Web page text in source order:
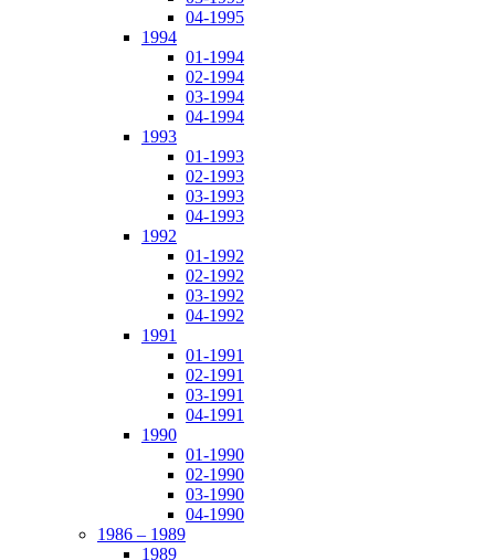
04-1995
1994
01-1994
02-1994
03-1994
04-1994
1993
01-1993
02-1993
03-1993
04-1993
1992
01-1992
02-1992
03-1992
04-1992
1991
01-1991
02-1991
03-1991
04-1991
1990
01-1990
02-1990
03-1990
04-1990
1986 – 1989
1989